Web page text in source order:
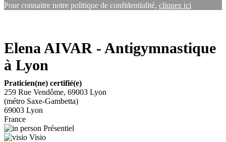
Pour connaitre notre politique de confidentialité, cliquez ici
Elena AIVAR - Antigymnastique
à Lyon
Praticien(ne) certifié(e)
259 Rue Vendôme, 69003 Lyon
(métro Saxe-Gambetta)
69003 Lyon
France
Présentiel
Visio